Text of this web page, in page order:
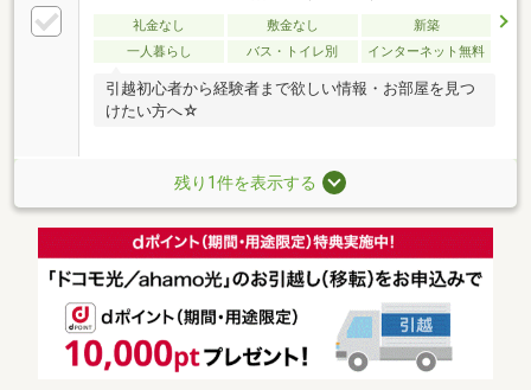
礼金なし 敷金なし
新築
一人暮らし
バス・トイレ別 インターネット無料
引越初心者から経験者まで欲しい情報・お部屋を見つ
けたい方へ☆
残り1件を表示する